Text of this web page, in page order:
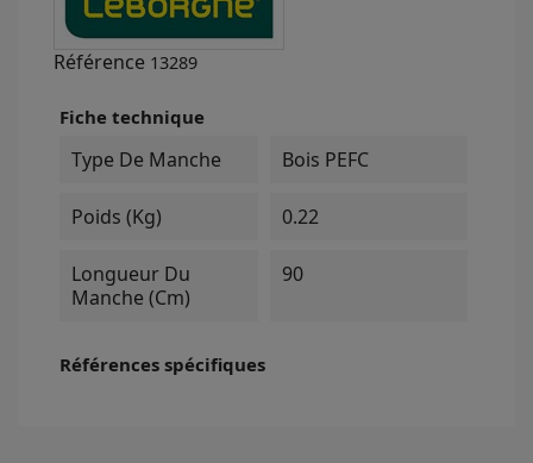
Référence 13289
Fiche technique
Type De Manche Bois PEFC
Poids (kg) 0.22
Longueur Du
Manche (cm)
90
Références spécifiques